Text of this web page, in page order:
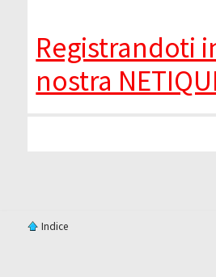
Registrandoti
nostra
Indice